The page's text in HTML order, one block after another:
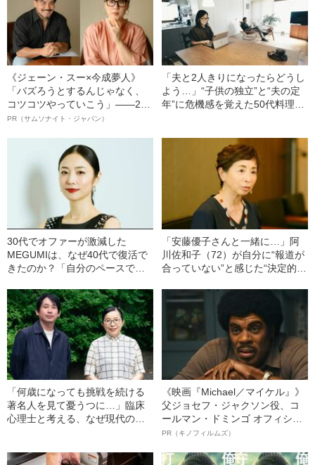
《ジェーン・スー×今成夢人》
「バズろうとするんじゃなく、
コツコツやっていこう」――2人
が語る、レジリエンスという“仕
PR（サムソナイト・ジャパン）
「夫と2人きりになったらどうし
よう…」“子供の独立”と“夫の定
年”に危機感を覚えた50代料理研
30代でオファーが激減した
MEGUMIは、なぜ40代で復活で
きたのか？「自分のペースで相
なくなった」
「安藤優子さんと一緒に…」阿
川佐和子（72）が自分に“報道が
合っていない”と感じた“決定的な
「何歳になっても挑戦を続ける
著名人を見て憂うつに…」臨床
心理士と考える、なぜ現代の中
《映画『Michael／マイケル』》
父ジョセフ・ジャクソン役、コ
ールマン・ドミンゴ オフィシャ
ルインタビュー“観客を魅了した
語る”《日本興収70億円突破》
PR（キノフィルムズ）